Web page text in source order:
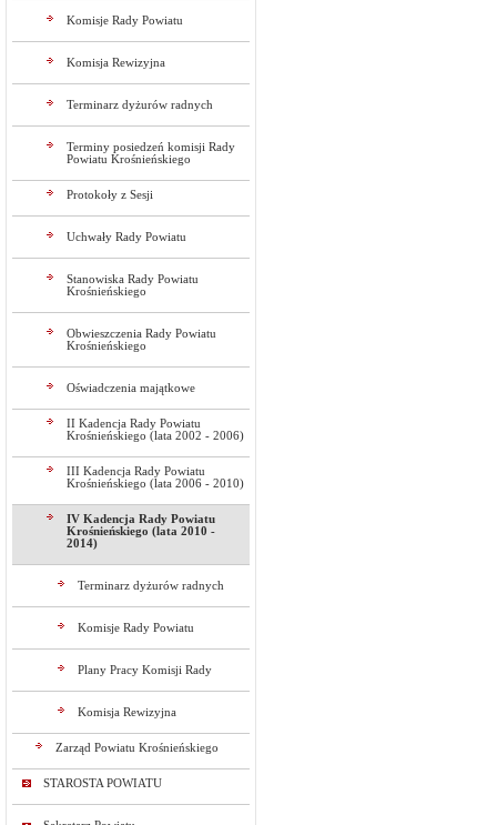
Komisje Rady Powiatu
Komisja Rewizyjna
Terminarz dyżurów radnych
Terminy posiedzeń komisji Rady
Powiatu Krośnieńskiego
Protokoły z Sesji
Uchwały Rady Powiatu
Stanowiska Rady Powiatu
Krośnieńskiego
Obwieszczenia Rady Powiatu
Krośnieńskiego
Oświadczenia majątkowe
II Kadencja Rady Powiatu
Krośnieńskiego (lata 2002 - 2006)
III Kadencja Rady Powiatu
Krośnieńskiego (lata 2006 - 2010)
IV Kadencja Rady Powiatu
Krośnieńskiego (lata 2010 -
2014)
Terminarz dyżurów radnych
Komisje Rady Powiatu
Plany Pracy Komisji Rady
Komisja Rewizyjna
Zarząd Powiatu Krośnieńskiego
STAROSTA POWIATU